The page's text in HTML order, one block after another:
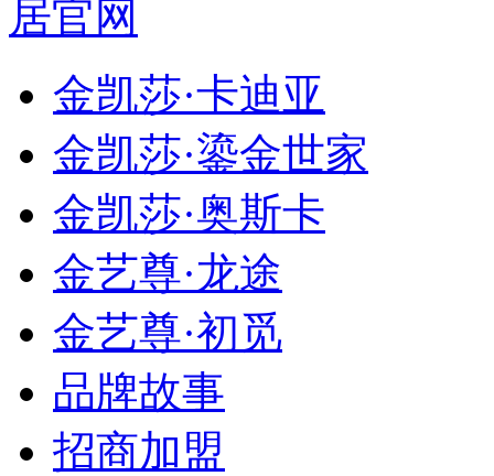
金凯莎·卡迪亚
金凯莎·鎏金世家
金凯莎·奥斯卡
金艺尊·龙途
金艺尊·初觅
品牌故事
招商加盟